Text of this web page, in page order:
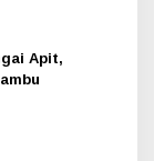
Apit,